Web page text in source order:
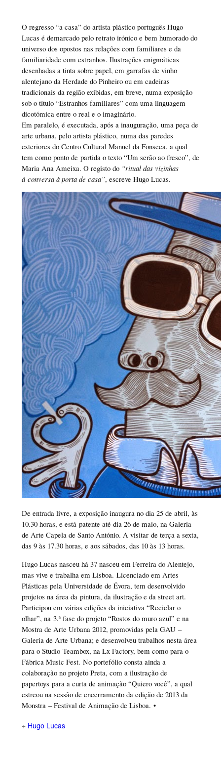
O regresso “a casa” do artista plástico português Hugo
Lucas é demarcado pelo retrato irónico e bem humorado do
universo dos opostos nas relações com familiares e da
familiaridade com estranhos. Ilustrações enigmáticas
desenhadas a tinta sobre papel, em garrafas de vinho
alentejano da Herdade do Pinheiro ou em cadeiras
tradicionais da região exibidas, em breve, numa exposição
sob o título “Estranhos familiares” com uma linguagem
dicotómica entre o real e o imaginário.
Em paralelo, é executada, após a inauguração, uma peça de
arte urbana, pelo artista plástico, numa das paredes
exteriores do Centro Cultural Manuel da Fonseca, a qual
tem como ponto de partida o texto “Um serão ao fresco”, de
Maria Ana Ameixa. O registo do “ritual das vizinhas
à conversa à porta de casa”, escreve Hugo Lucas.
De entrada livre, a exposição inaugura no dia 25 de abril, às
10.30 horas, e está patente até dia 26 de maio, na Galeria
de Arte Capela de Santo António. A visitar de terça a sexta,
das 9 às 17.30 horas, e aos sábados, das 10 às 13 horas.
Hugo Lucas nasceu há 37 nasceu em Ferreira do Alentejo,
mas vive e trabalha em Lisboa. Licenciado em Artes
Plásticas pela Universidade de Évora, tem desenvolvido
projetos na área da pintura, da ilustração e da street art.
Participou em várias edições da iniciativa “Reciclar o
olhar”, na 3.ª fase do projeto “Rostos do muro azul” e na
Mostra de Arte Urbana 2012, promovidas pela GAU –
Galeria de Arte Urbana; e desenvolveu trabalhos nesta área
para o Studio Teambox, na Lx Factory, bem como para o
Fábrica Music Fest. No portefólio consta ainda a
colaboração no projeto Preta, com a ilustração de
papertoys para a curta de animação “Quiero você”, a qual
estreou na sessão de encerramento da edição de 2013 da
Monstra – Festival de Animação de Lisboa. •
+ Hugo Lucas